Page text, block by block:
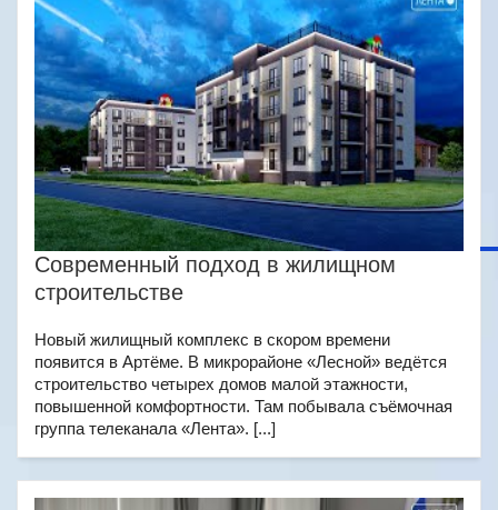
Современный подход в жилищном
строительстве
Новый жилищный комплекс в скором времени
появится в Артёме. В микрорайоне «Лесной» ведётся
строительство четырех домов малой этажности,
повышенной комфортности. Там побывала съёмочная
группа телеканала «Лента». [...]